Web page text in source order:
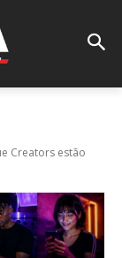
Creators estão